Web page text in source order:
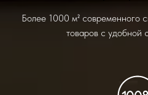
Более 1000 м² современного
товаров с удобной